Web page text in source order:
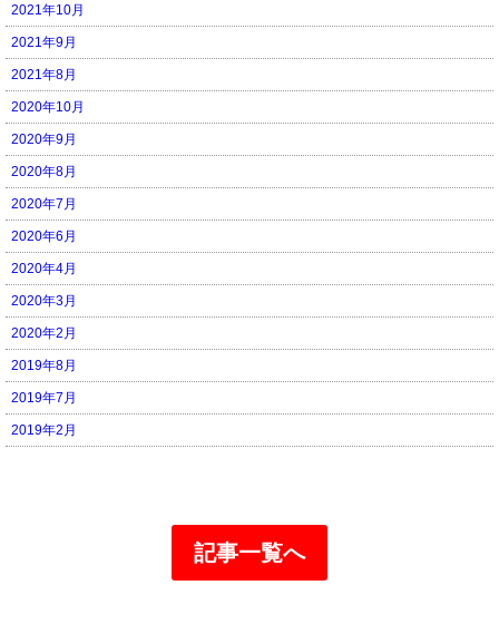
2021年10月
2021年9月
2021年8月
2020年10月
2020年9月
2020年8月
2020年7月
2020年6月
2020年4月
2020年3月
2020年2月
2019年8月
2019年7月
2019年2月
記事一覧へ